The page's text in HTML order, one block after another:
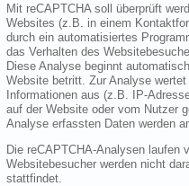
Mit reCAPTCHA soll überprüft
Websites (z.B. in einem
durch ein automatisiertes
das Verhalten des
Diese Analyse beginnt
Website betritt. Zur Analyse
Informationen aus (z.B. IP-
auf der Website oder vom Nutzer
Analyse erfassten Daten werden
Die reCAPTCHA-Analysen laufen
Websitebesucher werden nicht
stattfindet.